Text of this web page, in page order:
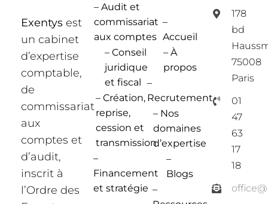
Exentys est
un cabinet
d’expertise
comptable,
de
commissariat
aux
comptes et
d’audit,
inscrit à
l’Ordre des
– Audit et
commissariat
aux comptes
– Conseil
juridique
et fiscal
– Création,
reprise,
cession et
transmission
–
Financement
et stratégie
–
Accueil
– À
propos
–
Recrutement
– Nos
domaines
d’expertise
–
Blogs
–
178
bd
75008
Paris
01
47
63
17
18